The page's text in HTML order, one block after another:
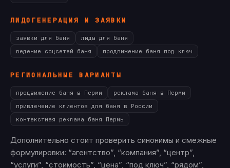
ЛИДОГЕНЕРАЦИЯ И ЗАЯВКИ
заявки для баня
лиды для баня
ведение соцсетей баня
продвижение баня под ключ
РЕГИОНАЛЬНЫЕ ВАРИАНТЫ
продвижение баня в Перми
реклама баня в Перми
привлечение клиентов для баня в России
контекстная реклама баня Пермь
Дополнительно стоит проверить синонимы и смежные
формулировки: “агентство”, “компания”, “центр”,
“услуги”, “стоимость”, “цена”, “под ключ”, “рядом”,